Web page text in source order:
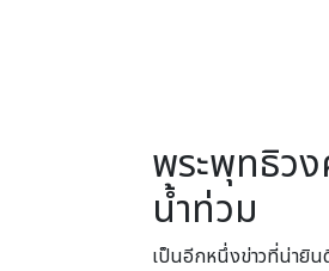
พระพุทธิว
น้ำท่วม
เป็นอีกหนึ่งข่าวที่น่ายิน